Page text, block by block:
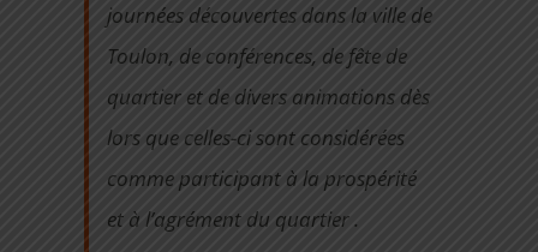
journées découvertes dans la ville de
Toulon, de conférences, de fête de
quartier et de divers animations dès
lors que celles-ci sont considérées
comme participant à la prospérité
et à l’agrément du quartier .